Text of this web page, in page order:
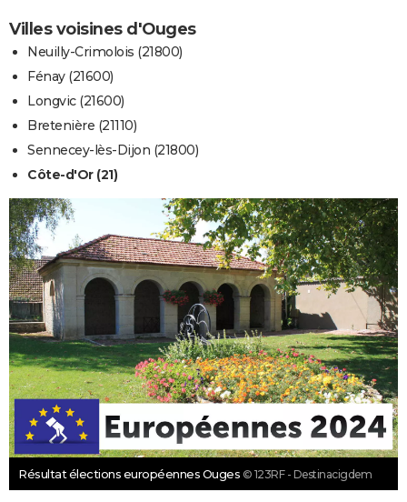
Villes voisines d'Ouges
Neuilly-Crimolois (21800)
Fénay (21600)
Longvic (21600)
Bretenière (21110)
Sennecey-lès-Dijon (21800)
Côte-d'Or (21)
Résultat élections européennes Ouges © 123RF - Destinacigdem